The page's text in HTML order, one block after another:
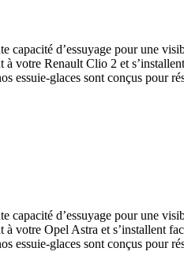
capacité d’essuyage pour une
votre Renault Clio 2 et
essuie-glaces sont conçus pour
capacité d’essuyage pour une
votre Opel Astra et s’installent
essuie-glaces sont conçus pour